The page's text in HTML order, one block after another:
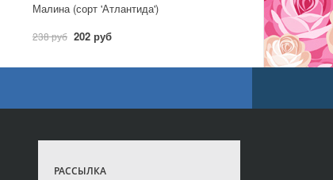
Малина (сорт 'Атлантида')
238 руб 202 руб
РАССЫЛКА